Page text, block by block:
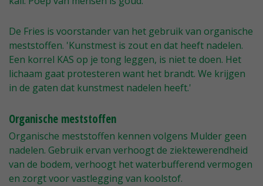
De Fries is voorstander van het gebruik van organische
meststoffen. 'Kunstmest is zout en dat heeft nadelen.
Een korrel KAS op je tong leggen, is niet te doen. Het
lichaam gaat protesteren want het brandt. We krijgen
in de gaten dat kunstmest nadelen heeft.'
Organische meststoffen
Organische meststoffen kennen volgens Mulder geen
nadelen. Gebruik ervan verhoogt de ziektewerendheid
van de bodem, verhoogt het waterbufferend vermogen
en zorgt voor vastlegging van koolstof.